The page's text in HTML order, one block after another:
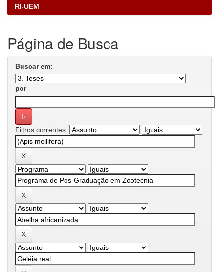
RI-UEM
Página de Busca
Buscar em:
por
Filtros correntes: